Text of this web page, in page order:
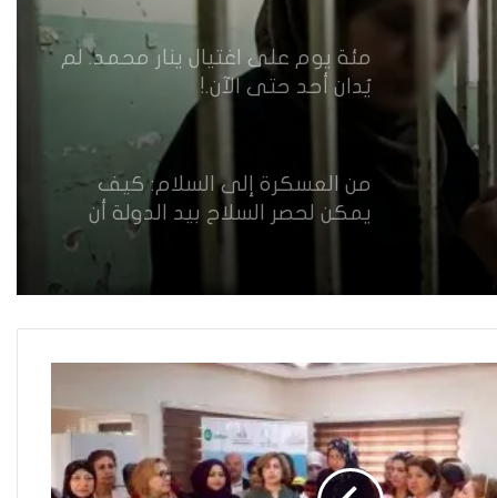
أمام اختبار حماية النساء واستعادة
الثقة
مئة يوم على اغتيال ينار محمد. لم
يُدان أحد حتى الآن.!
من العسكرة إلى السلام: كيف
يمكن لحصر السلاح بيد الدولة أن
حضانة الاطفال بين النص القانوني
والمصلحة الانسانية